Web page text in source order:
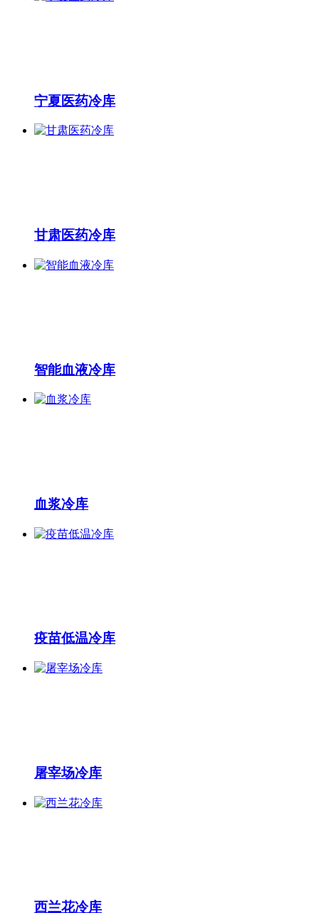
宁夏医药冷库
甘肃医药冷库
智能血液冷库
血浆冷库
疫苗低温冷库
屠宰场冷库
西兰花冷库